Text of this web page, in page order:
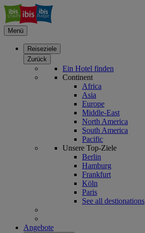
Menü
Reiseziele
Zurück
Ein Hotel finden
Continent
Africa
Asia
Europe
Middle-East
North America
South America
Pacific
Unsere Top-Ziele
Berlin
Hamburg
Frankfurt
Köln
Paris
See all destionations
Angebote